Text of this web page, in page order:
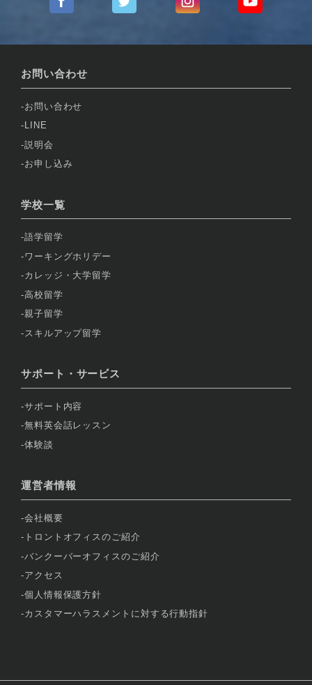
お問い合わせ
お問い合わせ
LINE
説明会
お申し込み
学校一覧
語学留学
ワーキングホリデー
カレッジ・大学留学
高校留学
親子留学
スキルアップ留学
サポート・サービス
サポート内容
無料英会話レッスン
体験談
運営者情報
会社概要
トロントオフィスのご紹介
バンクーバーオフィスのご紹介
アクセス
個人情報保護方針
カスタマーハラスメントに対する行動指針